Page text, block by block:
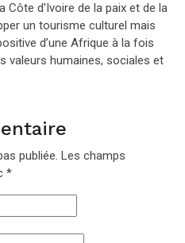
Côte d'Ivoire de la paix et de la
un tourisme culturel mais
d’une Afrique à la fois
valeurs humaines, sociales et
publiée. Les champs
*